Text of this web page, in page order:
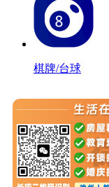
棋牌/台球